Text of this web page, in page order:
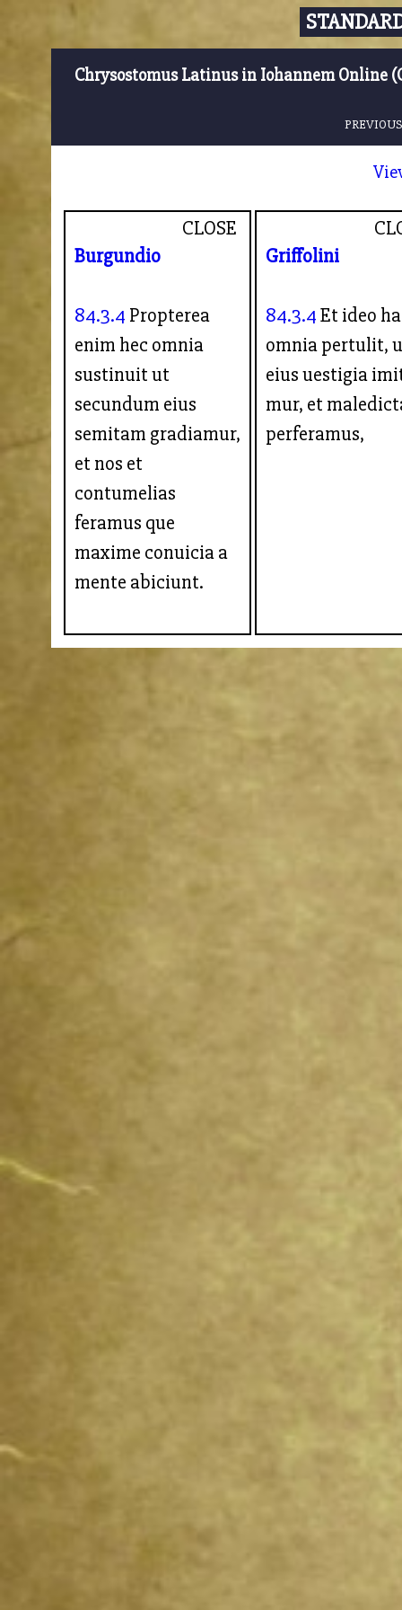
Chrysostomus Latinus in Iohannem Online
CLOSE
Burgundio
84.3.4 Propterea
enim hec omnia
sustinuit ut
secundum eius
semitam gradiamur,
et nos et
contumelias
feramus que
maxime conuicia a
mente abiciunt.
Griffolini
84.3.4Et ideo
omnia pertulit,
eius uestigia
mur, et
perferamus,